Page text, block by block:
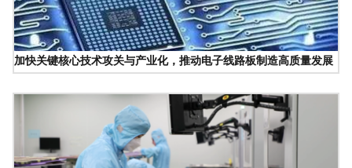
加快关键核心技术攻关与产业化，推动电子线路板制造高质量发展